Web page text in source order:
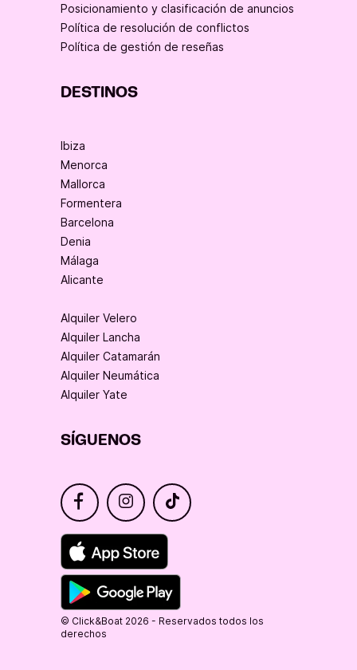
Posicionamiento y clasificación de anuncios
Política de resolución de conflictos
Política de gestión de reseñas
DESTINOS
Ibiza
Menorca
Mallorca
Formentera
Barcelona
Denia
Málaga
Alicante
Alquiler Velero
Alquiler Lancha
Alquiler Catamarán
Alquiler Neumática
Alquiler Yate
SÍGUENOS
© Click&Boat 2026 - Reservados todos los
derechos